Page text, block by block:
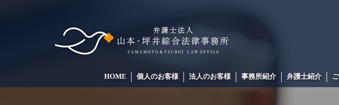
HOME 個人のお客様 法人のお客様 事務所紹介 弁護士紹介